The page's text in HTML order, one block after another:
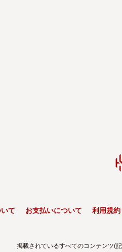
て お支払いについて 利用規約
掲載されているすべてのコンテンツ(